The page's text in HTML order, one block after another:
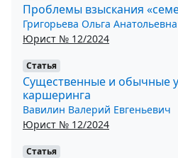
Проблемы взыскания
Григорьева Ольга Анатольевна
Юрист № 12/2024
Статья
Существенные и обычные
каршеринга
Вавилин Валерий Евгеньевич
Юрист № 12/2024
Статья